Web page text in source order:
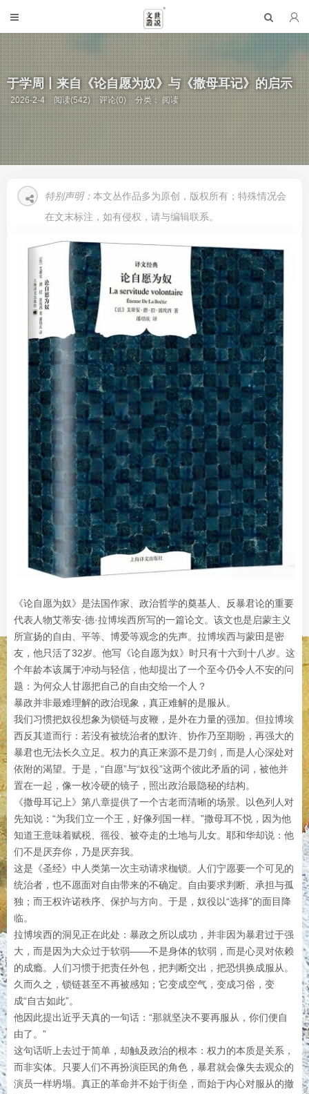
于学周丨来自《论自愿为奴》与《撒母耳记》的启示
2026-2-4 阅读(542) 评论(0) 分类：阅读
特别声明： 本文丛作品多为原创，版权所有；特殊情况会
在文末标注，如有侵权，请与编辑联系。
《论自愿为奴》是法国作家、政治哲学的奠基人、反暴君论的重要
代表人物艾蒂安·德·拉博埃西所写的一篇论文。该文也是启蒙主义
所宣扬的自由、平等、博爱等观念的先声。拉博埃西与蒙田是密
友，他只活了32岁。他写《论自愿为奴》时只有十六到十八岁。这
个年龄本该属于冲动与轻信，他却提出了一个至今仍令人不安的问
题：为何众人甘愿把自己的自由交给一个人？
暴政并非最难理解的政治现象，真正难解的是服从。
我们习惯把奴役想象为锁链与皮鞭，是外在力量的强加。但拉博埃
西反其道而行：若没有被统治者的默许、协作乃至期盼，再强大的
暴君也无法长久立足。权力的真正来源不是刀剑，而是人心深处对
依附的渴望。于是，“自愿”与“奴役”这两个彼此矛盾的词，被他并
置在一起，像一枚冷硬的镜子，照出政治最隐秘的结构。
《撒母耳记上》第八章提供了一个古老而清晰的场景。以色列人对
先知说：“为我们立一个王，好像列国一样。”撒母耳不悦，因为他
知道王意味着赋税、徭役、被夺走的土地与儿女。耶和华却说：他
们不是厌弃你，乃是厌弃我。
这是《圣经》中人类第一次主动请求枷锁。人们宁愿要一个可见的
统治者，也不愿面对自由带来的不确定。自由要求判断、承担与孤
独；而王权许诺秩序、保护与方向。于是，奴役以“选择”的面目降
临。
拉博埃西的洞见正在此处：暴政之所以成功，并非因为暴君过于强
大，而是因为大众过于软弱——不是身体的软弱，而是心灵对依赖
的成瘾。人们习惯于把责任外包，把判断交出，把恐惧换成服从。
久而久之，锁链甚至不再被感知；它变成空气，变成习俗，变
成“自古如此”。
他因此提出近乎天真的一句话：“那就坚决不要再服从，你们便自
由了。”
这句话听上去过于简单，却触及政治的根本：权力的本质是关系，
而非实体。只要人们不再扮演臣民的角色，暴君就会像失去观众的
演员一样坍塌。真正的革命并不始于街垒，而始于内心对服从的撤